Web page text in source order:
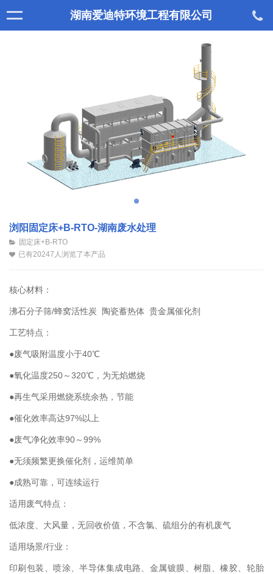
湖南爱迪特环境工程有限公司
浏阳固定床+B-RTO-湖南废水处理
固定床+B-RTO
已有20247人浏览了本产品
核心材料：
沸石分子筛/蜂窝活性炭 陶瓷蓄热体 贵金属催化剂
工艺特点：
●废气吸附温度小于40℃
●氧化温度250～320℃，为无焰燃烧
●再生气采用燃烧系统余热，节能
●催化效率高达97%以上
●废气净化效率90～99%
●无须频繁更换催化剂，运维简单
●成熟可靠，可连续运行
适用废气特点：
低浓度、大风量，无回收价值，不含氯、硫组分的有机废气
适用场景/行业：
印刷包装、喷涂、半导体集成电路、金属镀膜、树脂、橡胶、轮胎